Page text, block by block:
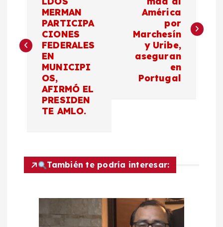
e
ó
MERMAN
PARTICIPA
CIONES
FEDERALES
EN
MUNICIPI
OS,
AFIRMÓ EL
PRESIDEN
TE AMLO.
América
por
Marchesín
y Uribe,
aseguran
en
Portugal
También te podría interesar: